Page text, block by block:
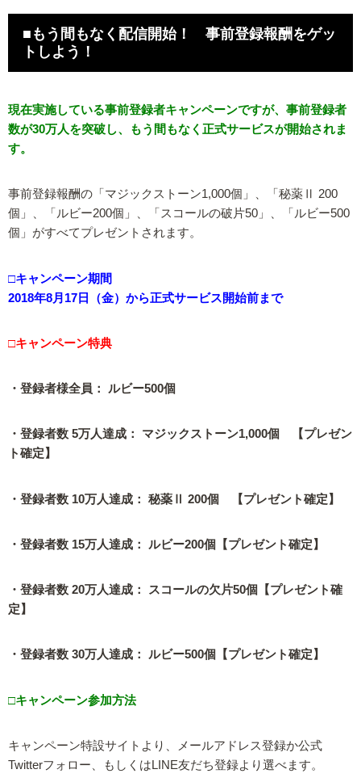
■もう間もなく配信開始！ 事前登録報酬をゲッ
トしよう！
現在実施している事前登録者キャンペーンですが、事前登録者
数が30万人を突破し、もう間もなく正式サービスが開始されま
す。
事前登録報酬の「マジックストーン1,000個」、「秘薬Ⅱ 200
個」、「ルビー200個」、「スコールの破片50」、「ルビー500
個」がすべてプレゼントされます。
□キャンペーン期間
2018年8月17日（金）から正式サービス開始前まで
□キャンペーン特典
・登録者様全員： ルビー500個
・登録者数 5万人達成： マジックストーン1,000個 【プレゼン
ト確定】
・登録者数 10万人達成： 秘薬Ⅱ 200個 【プレゼント確定】
・登録者数 15万人達成： ルビー200個【プレゼント確定】
・登録者数 20万人達成： スコールの欠片50個【プレゼント確
定】
・登録者数 30万人達成： ルビー500個【プレゼント確定】
□キャンペーン参加方法
キャンペーン特設サイトより、メールアドレス登録か公式
Twitterフォロー、もしくはLINE友だち登録より選べます。